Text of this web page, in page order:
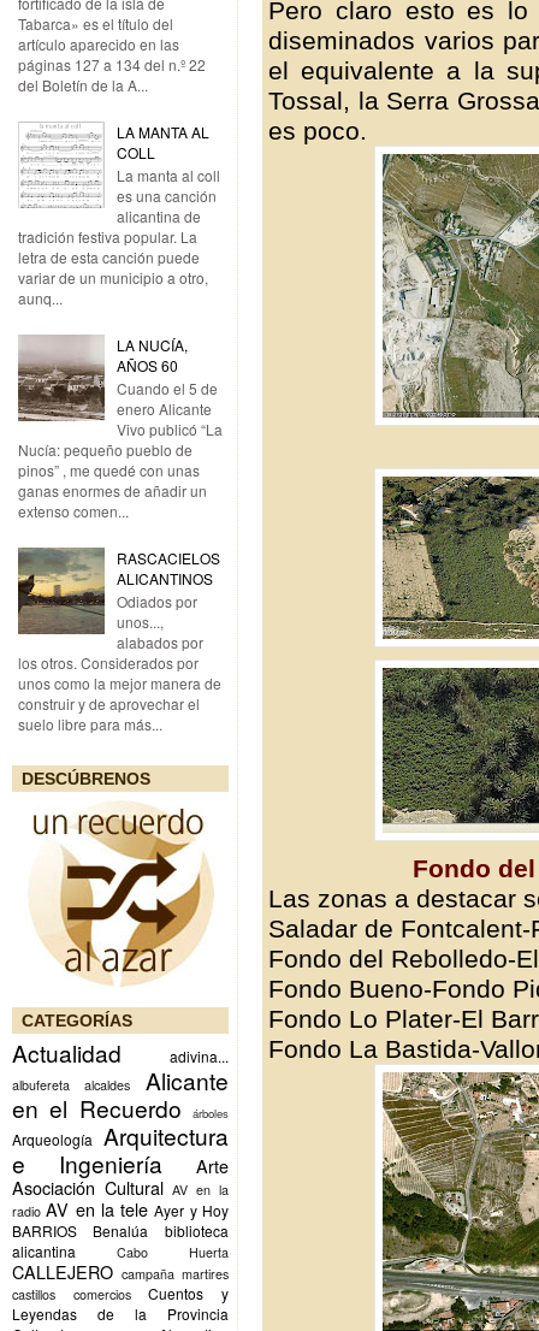
Tabarca» es el título del
artículo aparecido en las
páginas 127 a 134 del n.º 22
del Boletín de la A...
LA MANTA AL
COLL
La manta al coll
es una canción
alicantina de
tradición festiva popular. La
letra de esta canción puede
variar de un municipio a otro,
aunq...
LA NUCÍA,
AÑOS 60
Cuando el 5 de
enero Alicante
Vivo publicó “La
Nucía: pequeño pueblo de
pinos” , me quedé con unas
ganas enormes de añadir un
extenso comen...
RASCACIELOS
ALICANTINOS
Odiados por
unos...,
alabados por
los otros. Considerados por
unos como la mejor manera de
construir y de aprovechar el
suelo libre para más...
DESCÚBRENOS
CATEGORÍAS
Actualidad adivina...
albufereta alcaldes
Alicante
en el Recuerdo
árboles
Arqueología Arquitectura
e Ingeniería
Arte
Asociación Cultural AV en la
radio AV en la tele Ayer y Hoy
BARRIOS
Benalúa
biblioteca
alicantina
Cabo Huerta
CALLEJERO campaña martires
castillos
comercios
Cuentos y
Leyendas de la Provincia
Pero claro esto es lo
diseminados varios
el equivalente a la
Tossal, la Serra
es poco.
Fondo
Las zonas a destacar
Saladar de
Fondo del Rebolledo-
Fondo Bueno-Fondo
Fondo Lo Plater-El
Fondo La Bastida-